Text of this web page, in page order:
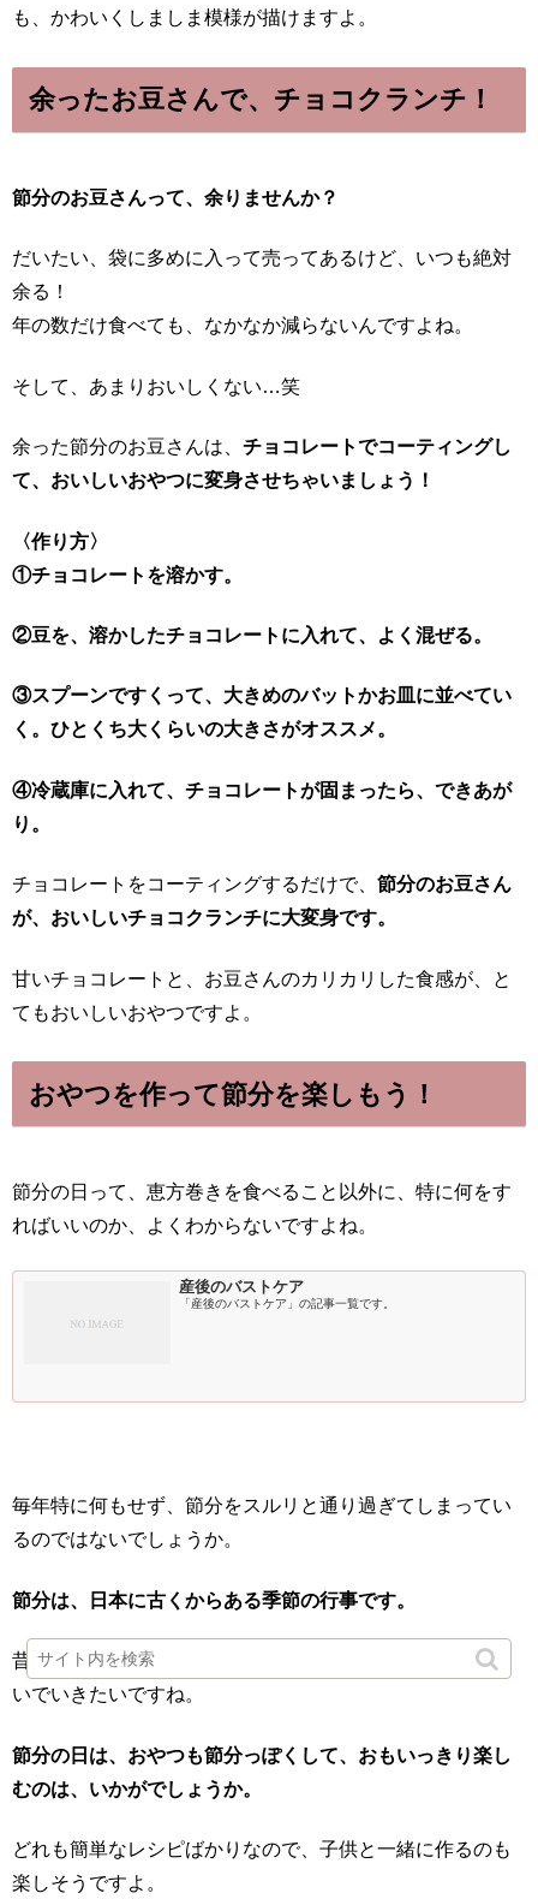
も、かわいくしましま模様が描けますよ。
余ったお豆さんで、チョコクランチ！
節分のお豆さんって、余りませんか？
だいたい、袋に多めに入って売ってあるけど、いつも絶対
余る！
年の数だけ食べても、なかなか減らないんですよね。
そして、あまりおいしくない…笑
余った節分のお豆さんは、 チョコレートでコーティングし
て、おいしいおやつに変身させちゃいましょう！
〈作り方〉
①チョコレートを溶かす。
②豆を、溶かしたチョコレートに入れて、よく混ぜる。
③スプーンですくって、大きめのバットかお皿に並べてい
く。ひとくち大くらいの大きさがオススメ。
④冷蔵庫に入れて、チョコレートが固まったら、できあが
り。
チョコレートをコーティングするだけで、 節分のお豆さん
が、おいしいチョコクランチに大変身です。
甘いチョコレートと、お豆さんのカリカリした食感が、と
てもおいしいおやつですよ。
おやつを作って節分を楽しもう！
節分の日って、恵方巻きを食べること以外に、特に何をす
ればいいのか、よくわからないですよね。
産後のバストケア
「産後のバストケア」の記事一覧です。
毎年特に何もせず、節分をスルリと通り過ぎてしまってい
るのではないでしょうか。
節分は、日本に古くからある季節の行事です。
昔の人たちが大切にしてきた伝統を、わたしたちも受け継
いでいきたいですね。
節分の日は、おやつも節分っぽくして、おもいっきり楽し
むのは、いかがでしょうか。
どれも簡単なレシピばかりなので、子供と一緒に作るのも
楽しそうですよ。